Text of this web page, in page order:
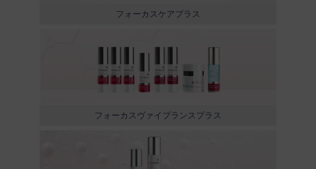
フォーカスケアプラス
フォーカスヴァイブランスプラス